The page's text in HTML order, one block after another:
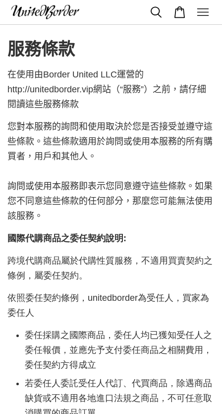
服務條款
在使用由Border United LLC運營的
http://unitedborder.vip網站（“服務”）之前，請仔細
閱讀這些服務條款
您對本服務的詢問和使用取決於您是否接受並遵守這
些條款。這些條款適用於詢問或使用本服務的所有購
買者，用戶和其他人。
詢問或使用本服務即表示您同意遵守這些條款。如果
您不同意這些條款的任何部分，那麼您可能無法使用
該服務。
國際代購商品之委任契約說明:
跨境代購商品屬於代購性質服務，不適用買賣契約之
條例，屬委任契約。
依照委任契約條例， unitedborder為受任人，買家為
委任人
委任採購之國際商品，委任人均已獲知受任人之
委任報價，並應先予支付委任商品之相關費用，
委任契約方得成立
若委任人委託受任人代訂、代買商品，除遇商品
缺貨或不適用各地進口法規之商品，不可任意取